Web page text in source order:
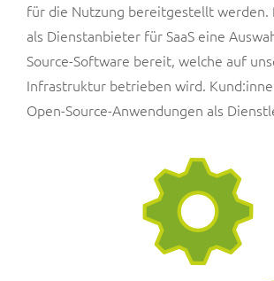
für die Nutzung bereitgestellt
als Dienstanbieter für SaaS eine
Source-Software bereit, welche auf
Infrastruktur betrieben wird.
Open-Source-Anwendungen als